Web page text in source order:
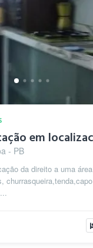
em
- PB
da direito a uma